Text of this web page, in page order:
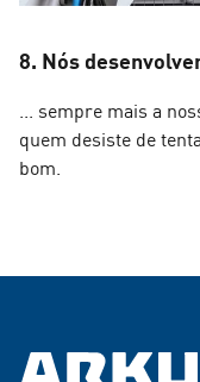
8. Nós
... sempre mais a
quem desiste de
bom.